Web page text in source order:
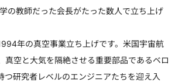
の教師だった会長がたった数人で立ち上げ
年の真空事業立ち上げです。米国宇宙航
真空と大気を隔絶させる重要部品であるベロ
つ研究者レベルのエンジニアたちを迎え入